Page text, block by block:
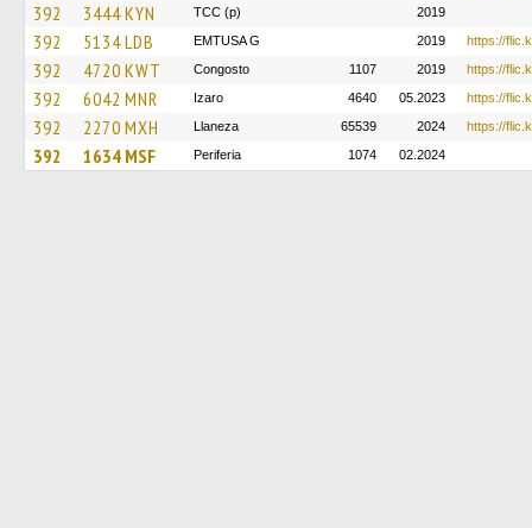
392 3444 KYN TCC (p) 2019
392 5134 LDB EMTUSA G 2019 https://
392 4720 KWT Congosto 1107 2019 https://
392 6042 MNR Izaro 4640 05.2023 https://
392 2270 MXH Llaneza 65539 2024 https://
392 1634 MSF Periferia 1074 02.2024